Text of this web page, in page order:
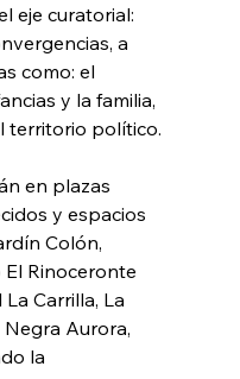
eje curatorial:
a
como: el
y la familia,
territorio político.
en plazas
y espacios
Colón,
El Rinoceronte
Carrilla, La
Negra Aurora,
la